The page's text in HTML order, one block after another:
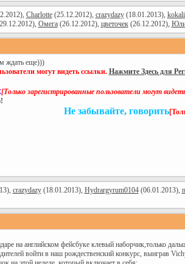
Charlotte(25.12.2012), crazydazy(18.01.2013),
Омега(26.12.2012), цветочек(26.12.2012),
ждать еще)))
могут видеть ссылки. Нажмите Здесь для
[Только зарегистрированные пользователи могут
Не забывайте, говорить
crazydazy(18.01.2013), Hydrargyrum0104(06.01.2013),
на английском фейсбуке клевый наборчик,только
войти в наш рождественский конкурс, выиграв